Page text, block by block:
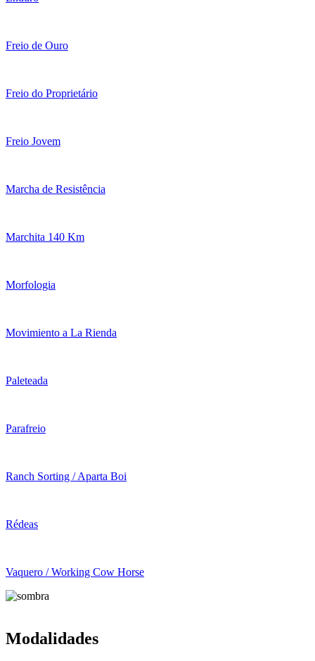
Freio de Ouro
Freio do Proprietário
Freio Jovem
Marcha de Resistência
Marchita 140 Km
Morfologia
Movimiento a La Rienda
Paleteada
Parafreio
Ranch Sorting / Aparta Boi
Rédeas
Vaquero / Working Cow Horse
Modalidades